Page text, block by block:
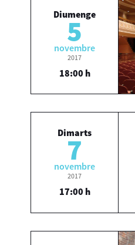
Diumenge
5
novembre
2017
18:00 h
Dimarts
7
novembre
2017
17:00 h